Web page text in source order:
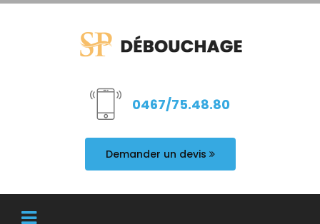
0467/75.48.80
Demander un devis